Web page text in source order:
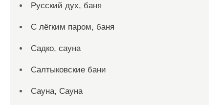
Русский дух, баня
С лёгким паром, баня
Садко, сауна
Салтыковские бани
Сауна, Сауна